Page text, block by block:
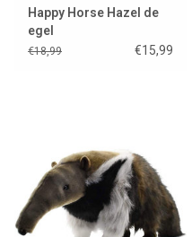
Happy Horse Hazel de
egel
€18,99 €15,99